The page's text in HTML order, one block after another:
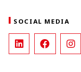
SOCIAL MEDIA